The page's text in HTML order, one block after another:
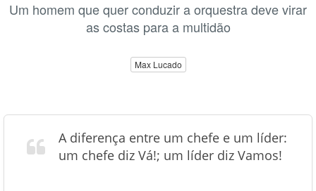
Um homem que quer conduzir a orquestra deve virar
as costas para a multidão
Max Lucado
A diferença entre um chefe e um líder:
um chefe diz Vá!; um líder diz Vamos!